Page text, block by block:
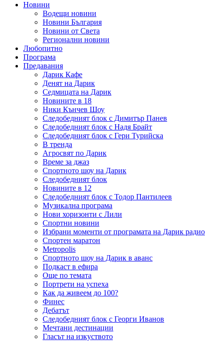
Новини
Водещи новини
Новини България
Новини от Света
Регионални новини
Любопитно
Програма
Предавания
Дарик Кафе
Денят на Дарик
Седмицата на Дарик
Новините в 18
Ники Кънчев Шоу
Следобедният блок с Димитър Панев
Следобедният блок с Надя Брайт
Следобедният блок с Гери Турийска
В тренда
Агросвят по Дарик
Време за джаз
Спортното шоу на Дарик
Следобедният блок
Новините в 12
Следобедният блок с Тодор Пантилеев
Музикална програма
Нови хоризонти с Лили
Спортни новини
Избрани моменти от програмата на Дарик радио
Спортен маратон
Metropolis
Спортното шоу на Дарик в аванс
Подкаст в ефира
Още по темата
Портрети на успеха
Как да живеем до 100?
Финес
Дебатът
Следобедният блок с Георги Иванов
Мечтани дестинации
Гласът на изкуството